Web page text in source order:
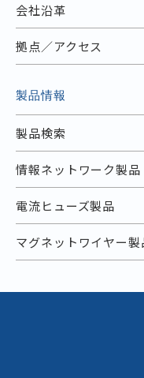
会社沿革
拠点／アクセス
製品情報
製品検索
情報ネットワーク製品
電流ヒューズ製品
マグネットワイヤー製